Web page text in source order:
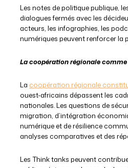
Les notes de politique publique,
dialogues fermés avec les
acteurs, les infographies, les
numériques peuvent renforcer la
La coopération régionale
La coopération régionale
ouest-africains dépassent les
nationales. Les questions de
migration, d’intégration
numérique et de résilience
analyses comparatives et des
Les Think tanks peuvent